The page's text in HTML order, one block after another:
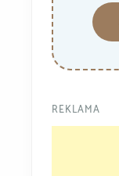
REKLAMA